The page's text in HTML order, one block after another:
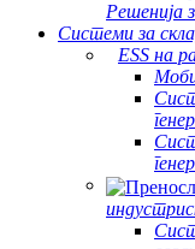
Решенија
Системи за
ESS на